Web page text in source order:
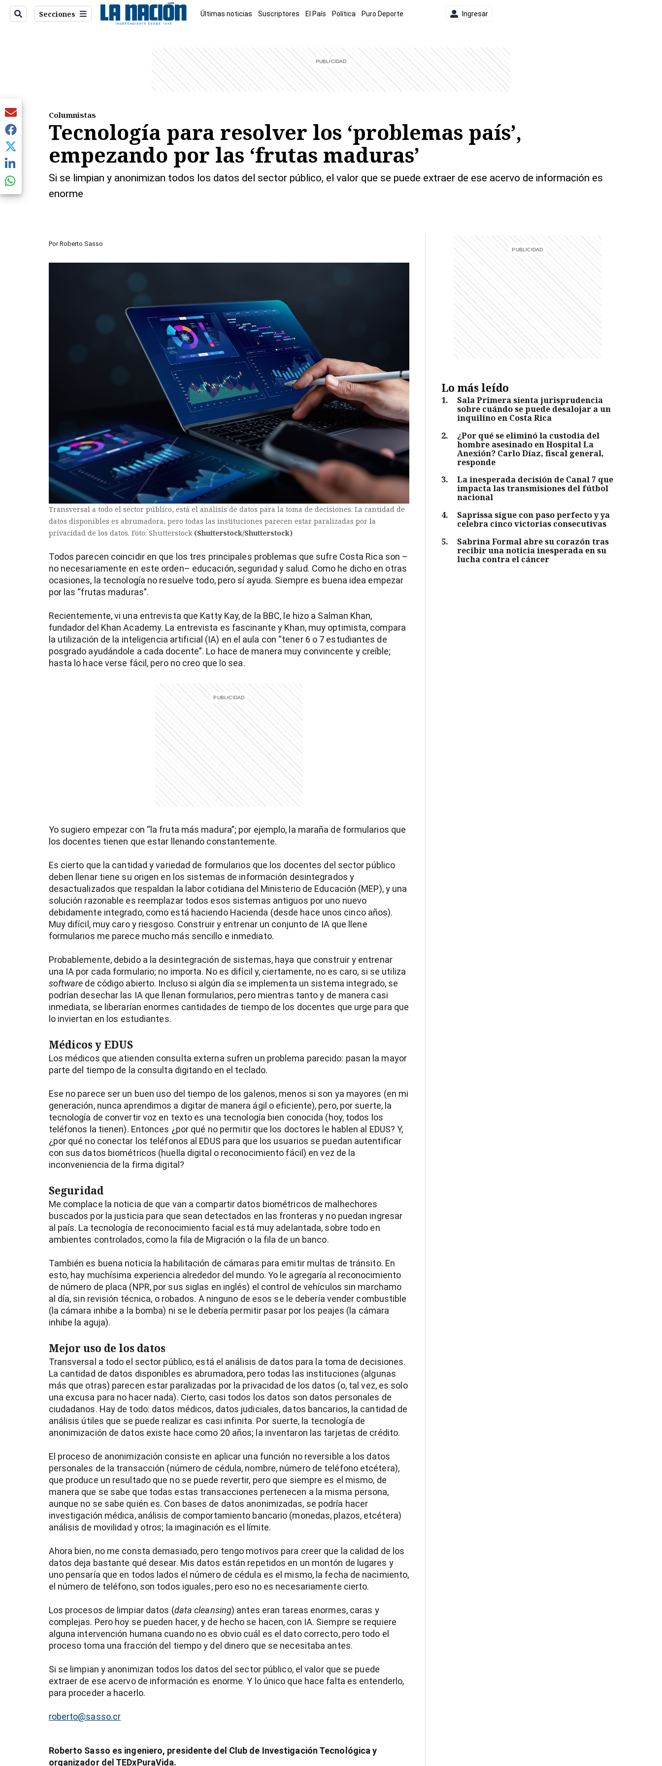
Secciones Últimas noticias Suscriptores El País Política Puro Deporte Ingresar
Columnistas
Tecnología para resolver los ‘problemas país’,
empezando por las ‘frutas maduras’
Si se limpian y anonimizan todos los datos del sector público, el valor que se puede extraer de ese acervo de información es
enorme
Por Roberto Sasso
Transversal a todo el sector público, está el análisis de datos para la toma de decisiones. La cantidad de
datos disponibles es abrumadora, pero todas las instituciones parecen estar paralizadas por la
privacidad de los datos. Foto: Shutterstock (Shutterstock/Shutterstock)
Todos parecen coincidir en que los tres principales problemas que sufre Costa Rica son –
no necesariamente en este orden– educación, seguridad y salud. Como he dicho en otras
ocasiones, la tecnología no resuelve todo, pero sí ayuda. Siempre es buena idea empezar
por las “frutas maduras”.
Recientemente, vi una entrevista que Katty Kay, de la BBC, le hizo a Salman Khan,
fundador del Khan Academy. La entrevista es fascinante y Khan, muy optimista, compara
la utilización de la inteligencia artificial (IA) en el aula con “tener 6 o 7 estudiantes de
posgrado ayudándole a cada docente”. Lo hace de manera muy convincente y creíble;
hasta lo hace verse fácil, pero no creo que lo sea.
Yo sugiero empezar con “la fruta más madura”; por ejemplo, la maraña de formularios que
los docentes tienen que estar llenando constantemente.
Es cierto que la cantidad y variedad de formularios que los docentes del sector público
deben llenar tiene su origen en los sistemas de información desintegrados y
desactualizados que respaldan la labor cotidiana del Ministerio de Educación (MEP), y una
solución razonable es reemplazar todos esos sistemas antiguos por uno nuevo
debidamente integrado, como está haciendo Hacienda (desde hace unos cinco años).
Muy difícil, muy caro y riesgoso. Construir y entrenar un conjunto de IA que llene
formularios me parece mucho más sencillo e inmediato.
Probablemente, debido a la desintegración de sistemas, haya que construir y entrenar
una IA por cada formulario; no importa. No es difícil y, ciertamente, no es caro, si se utiliza
software de código abierto. Incluso si algún día se implementa un sistema integrado, se
podrían desechar las IA que llenan formularios, pero mientras tanto y de manera casi
inmediata, se liberarían enormes cantidades de tiempo de los docentes que urge para que
lo inviertan en los estudiantes.
Médicos y EDUS
Los médicos que atienden consulta externa sufren un problema parecido: pasan la mayor
parte del tiempo de la consulta digitando en el teclado.
Ese no parece ser un buen uso del tiempo de los galenos, menos si son ya mayores (en mi
generación, nunca aprendimos a digitar de manera ágil o eficiente), pero, por suerte, la
tecnología de convertir voz en texto es una tecnología bien conocida (hoy, todos los
teléfonos la tienen). Entonces ¿por qué no permitir que los doctores le hablen al EDUS? Y,
¿por qué no conectar los teléfonos al EDUS para que los usuarios se puedan autentificar
con sus datos biométricos (huella digital o reconocimiento fácil) en vez de la
inconveniencia de la firma digital?
Seguridad
Me complace la noticia de que van a compartir datos biométricos de malhechores
buscados por la justicia para que sean detectados en las fronteras y no puedan ingresar
al país. La tecnología de reconocimiento facial está muy adelantada, sobre todo en
ambientes controlados, como la fila de Migración o la fila de un banco.
También es buena noticia la habilitación de cámaras para emitir multas de tránsito. En
esto, hay muchísima experiencia alrededor del mundo. Yo le agregaría al reconocimiento
de número de placa (NPR, por sus siglas en inglés) el control de vehículos sin marchamo
al día, sin revisión técnica, o robados. A ninguno de esos se le debería vender combustible
(la cámara inhibe a la bomba) ni se le debería permitir pasar por los peajes (la cámara
inhibe la aguja).
Mejor uso de los datos
Transversal a todo el sector público, está el análisis de datos para la toma de decisiones.
La cantidad de datos disponibles es abrumadora, pero todas las instituciones (algunas
más que otras) parecen estar paralizadas por la privacidad de los datos (o, tal vez, es solo
una excusa para no hacer nada). Cierto, casi todos los datos son datos personales de
ciudadanos. Hay de todo: datos médicos, datos judiciales, datos bancarios, la cantidad de
análisis útiles que se puede realizar es casi infinita. Por suerte, la tecnología de
anonimización de datos existe hace como 20 años; la inventaron las tarjetas de crédito.
El proceso de anonimización consiste en aplicar una función no reversible a los datos
personales de la transacción (número de cédula, nombre, número de teléfono etcétera),
que produce un resultado que no se puede revertir, pero que siempre es el mismo, de
manera que se sabe que todas estas transacciones pertenecen a la misma persona,
aunque no se sabe quién es. Con bases de datos anonimizadas, se podría hacer
investigación médica, análisis de comportamiento bancario (monedas, plazos, etcétera)
análisis de movilidad y otros; la imaginación es el límite.
Ahora bien, no me consta demasiado, pero tengo motivos para creer que la calidad de los
datos deja bastante qué desear. Mis datos están repetidos en un montón de lugares y
uno pensaría que en todos lados el número de cédula es el mismo, la fecha de nacimiento,
el número de teléfono, son todos iguales, pero eso no es necesariamente cierto.
Los procesos de limpiar datos (data cleansing) antes eran tareas enormes, caras y
complejas. Pero hoy se pueden hacer, y de hecho se hacen, con IA. Siempre se requiere
alguna intervención humana cuando no es obvio cuál es el dato correcto, pero todo el
proceso toma una fracción del tiempo y del dinero que se necesitaba antes.
Si se limpian y anonimizan todos los datos del sector público, el valor que se puede
extraer de ese acervo de información es enorme. Y lo único que hace falta es entenderlo,
para proceder a hacerlo.
roberto@sasso.cr
Roberto Sasso es ingeniero, presidente del Club de Investigación Tecnológica y
organizador del TEDxPuraVida.
Lo más leído
1.
Sala Primera sienta jurisprudencia
sobre cuándo se puede desalojar a un
inquilino en Costa Rica
2.
¿Por qué se eliminó la custodia del
hombre asesinado en Hospital La
Anexión? Carlo Díaz, fiscal general,
responde
3.
La inesperada decisión de Canal 7 que
impacta las transmisiones del fútbol
nacional
4.
Saprissa sigue con paso perfecto y ya
celebra cinco victorias consecutivas
5.
Sabrina Formal abre su corazón tras
recibir una noticia inesperada en su
lucha contra el cáncer